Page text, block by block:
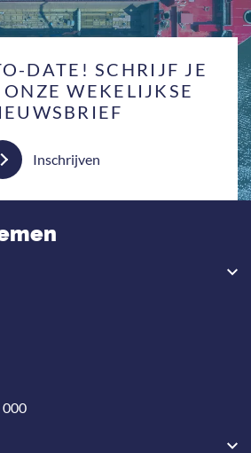
DATE! SCHRIJF JE
WEKELIJKSE
Inschrijven
000